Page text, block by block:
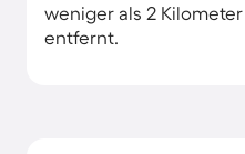
weniger als 2
entfernt.